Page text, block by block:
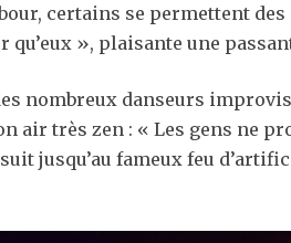
certains se permettent des
», plaisante une
nombreux danseurs
air très zen : « Les gens ne
jusqu’au fameux feu